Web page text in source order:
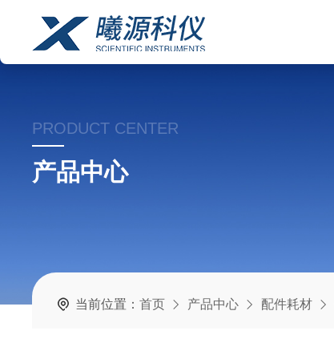
PRODUCT CENTER
产品中心
当前位置：首页 产品中心 配件耗材